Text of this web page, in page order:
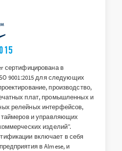
сертифицирована в
9001:2015 для следующих
производство,
плат, промышленных и
релейных интерфейсов,
таймеров и управляющих
изделий”.
включает в себя
в Almese, и